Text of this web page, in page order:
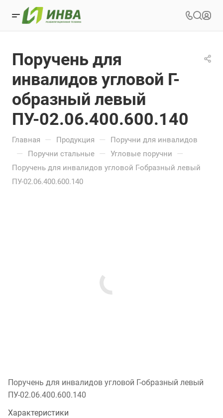
Поручень для
инвалидов угловой Г-
образный левый
ПУ-02.06.400.600.140
Главная — Продукция — Поручни для инвалидов
— Поручни стальные — Угловые поручни —
Поручень для инвалидов угловой Г-образный левый
ПУ-02.06.400.600.140
Поручень для инвалидов угловой Г-образный левый
ПУ-02.06.400.600.140
Характеристики